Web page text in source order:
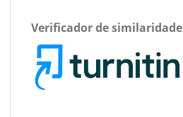
Verificador de similaridade